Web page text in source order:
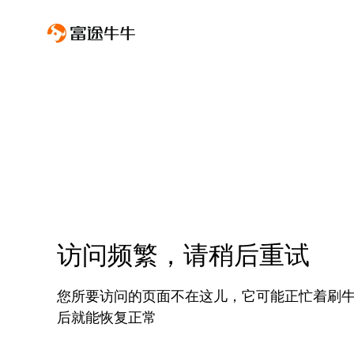
访问频繁，请稍后重试
您所要访问的页面不在这儿，它可能正忙着刷
后就能恢复正常